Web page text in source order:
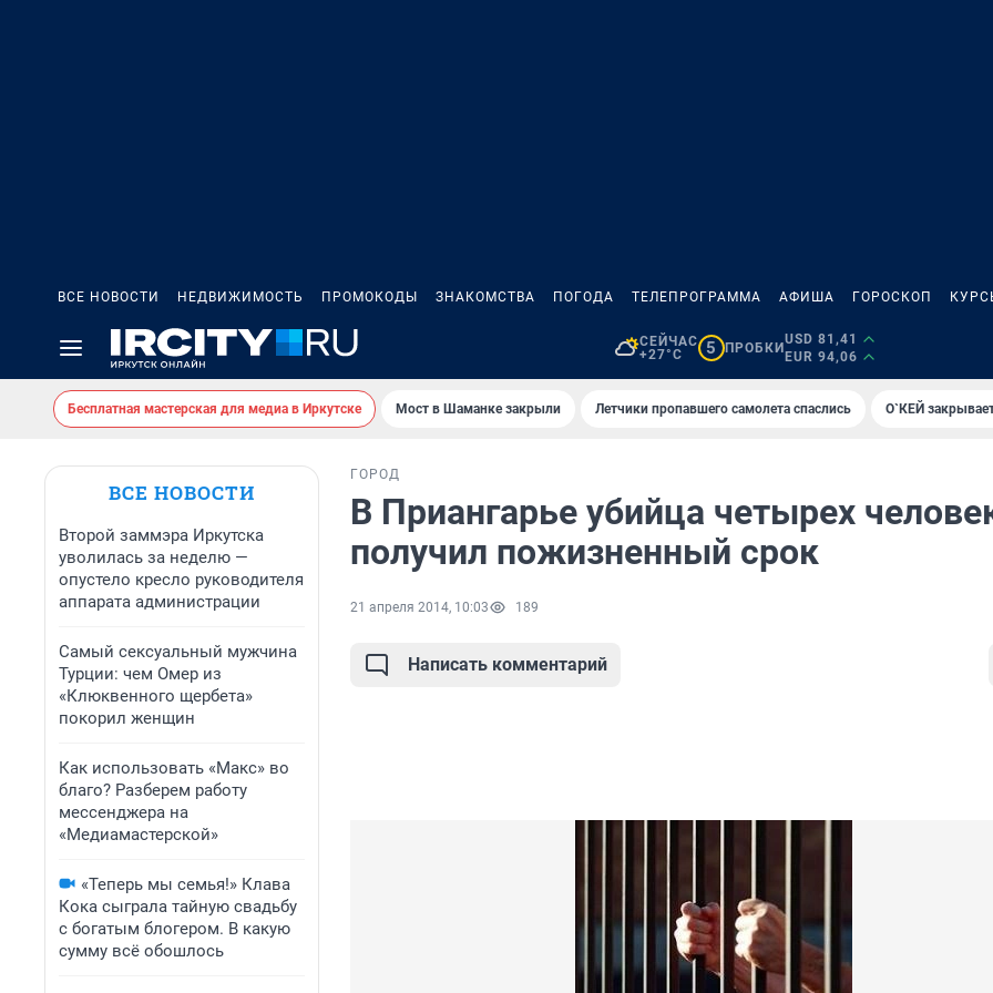
ВСЕ НОВОСТИ НЕДВИЖИМОСТЬ ПРОМОКОДЫ ЗНАКОМСТВА ПОГОДА ТЕЛЕПРОГРАММА АФИША ГОРОСКОП
СЕЙЧАС
+27°C
5 ПРОБКИ
USD 81,41
EUR 94,06
Бесплатная мастерская для медиа в Иркутске Мост в Шаманке закрыли Летчики пропавшего самолета спаслись О`КЕЙ
ВСЕ НОВОСТИ
Второй заммэра Иркутска
уволилась за неделю —
опустело кресло руководителя
аппарата администрации
Самый сексуальный мужчина
Турции: чем Омер из
«Клюквенного щербета»
покорил женщин
Как использовать «Макс» во
благо? Разберем работу
мессенджера на
«Медиамастерской»
«Теперь мы семья!» Клава
Кока сыграла тайную свадьбу
с богатым блогером. В какую
сумму всё обошлось
ГОРОД
В Приангарье убийца четырех
получил пожизненный срок
21 апреля 2014, 10:03 189
Написать комментарий